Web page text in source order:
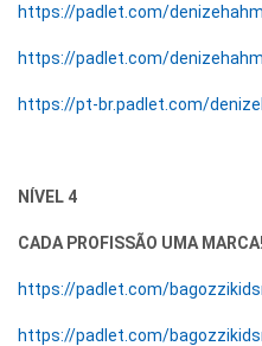
https://padlet.com/
https://padlet.com/
https://pt-br.padlet.com/
NÍVEL 4
CADA PROFISSÃO UMA MARCA!
https://padlet.com/
https://padlet.com/